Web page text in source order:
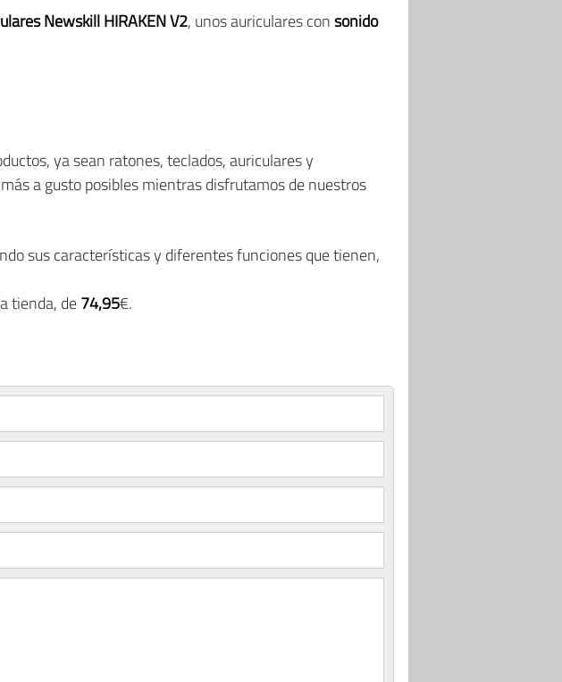
Newskill HIRAKEN V2, unos auriculares consonido
ya sean ratones, teclados, auriculares y
a gusto posibles mientras disfrutamos de nuestros
sus características y diferentes funciones que tienen,
tienda, de74,95€.